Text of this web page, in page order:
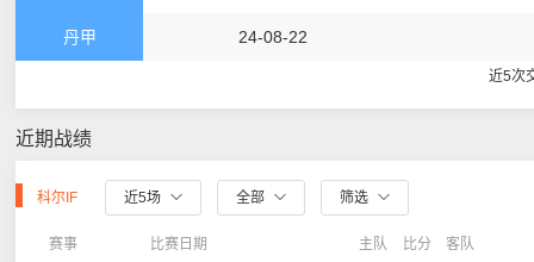
丹甲 24-08-22
近5次
近期战绩
科尔IF 近5场 全部 筛选
赛事 比赛日期 主队 比分 客队